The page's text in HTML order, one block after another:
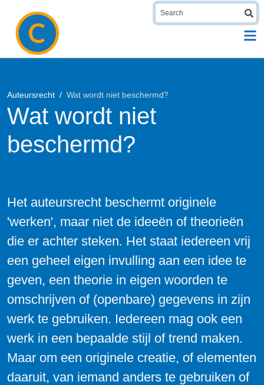
Auteursrecht Wat wordt niet beschermd?
Wat wordt niet
beschermd?
Het auteursrecht beschermt originele
'werken', maar niet de ideeën of theorieën
die er achter steken. Het staat iedereen vrij
een geheel eigen invulling aan een idee te
geven, een theorie in eigen woorden te
omschrijven of (openbare) gegevens in zijn
werk te gebruiken. Iedereen mag ook een
werk in een bepaalde stijl of trend maken.
Maar om een originele creatie, of elementen
daaruit, van iemand anders te gebruiken of